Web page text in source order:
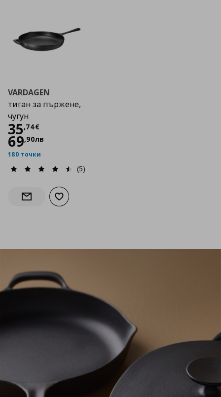
VARDAGEN
тиган за пържене,
чугун
35,74€
Цена
69,90лв
180 точки
(5)
Информирай ме за наличност
Добави към списъка с любими